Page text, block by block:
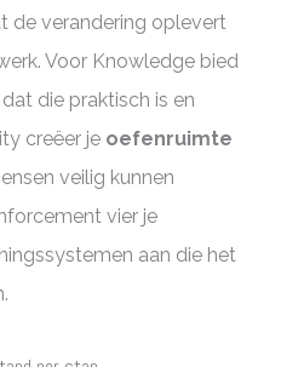
de verandering oplevert
Voor Knowledge bied
die praktisch is en
creëer je oefenruimte
veilig kunnen
vier je
aan die het